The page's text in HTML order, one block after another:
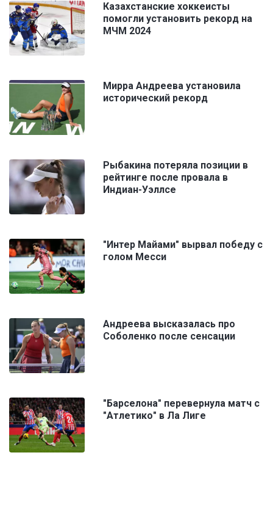
Казахстанские хоккеисты
помогли установить рекорд на
МЧМ 2024
Мирра Андреева установила
исторический рекорд
Рыбакина потеряла позиции в
рейтинге после провала в
Индиан-Уэллсе
"Интер Майами" вырвал победу с
голом Месси
Андреева высказалась про
Соболенко после сенсации
"Барселона" перевернула матч с
"Атлетико" в Ла Лиге